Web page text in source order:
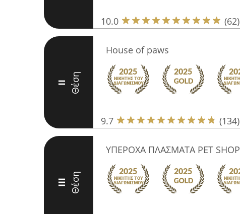
10.0 (62)
II Θέση
House of paws
9.7 (134)
III Θέση
ΥΠΕΡΟΧΑ ΠΛΑΣΜΑΤΑ PET SHOP